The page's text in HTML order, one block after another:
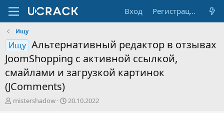
Вход Регистрация
Ищу
Ищу Альтернативный редактор в отзывах
JoomShopping с активной ссылкой,
смайлами и загрузкой картинок
(JComments)
А
mistershadow
Д
20.10.2022